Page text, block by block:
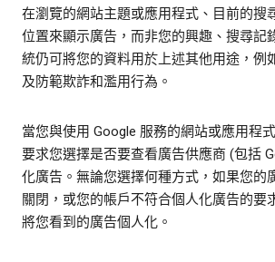
在瀏覽的網站主題或應用程式、目前的搜
位置來顯示廣告，而非您的興趣、搜尋記
統仍可將您的資料用於上述其他用途，例
及防範欺詐和濫用行為。
當您與使用 Google 服務的網站或應用程
要求您選擇是否要查看廣告供應商 (包括
化廣告。無論您選擇何種方式，如果您的
關閉，或您的帳戶不符合個人化廣告的要
將您看到的廣告個人化。